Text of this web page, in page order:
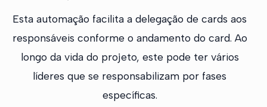
Esta automação facilita a delegação de cards aos
responsáveis conforme o andamento do card. Ao
longo da vida do projeto, este pode ter vários
líderes que se responsabilizam por fases
específicas.